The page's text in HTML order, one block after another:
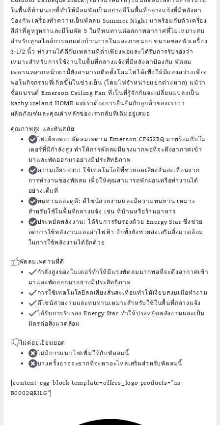
ในพื้นที่ด้านนอกที่ทำให้มีลมพัดเป็นอย่างดีในพื้นที่กลางแจ้งที่มีหลังคา
ป้องกัน เครื่องทำความเย็นพัดลม Summer Night มาพร้อมกับตัวเครื่อง
สีดำที่ดูหรูหราและมีใบพัด 5 ใบที่ทนทานต่อสภาพอากาศที่ไม่เหมาะสม
สำหรับทุกสไตล์การตกแต่งบ้านภายในและภายนอก ขนาดของตัวเครื่อง
3-1/2 นิ้ว ทำงานได้ดีกับเพดานที่ต่ำเพียงพอและได้รับการรับรองว่า
เหมาะสำหรับการใช้งานในพื้นที่กลางแจ้งที่มีหลังคาป้องกัน พัดลม
เพดานหลากหน้าตานี้ยังสามารถติดตั้งโคมไฟได้เพื่อให้มีแสงสว่างเพียง
พอในกิจกรรมที่เกิดขึ้นในช่วงเย็น (โคมไฟจำหน่ายแยกต่างหาก) แม้ว่า
ชื่อแบรนด์ Emerson Ceiling Fan ที่เป็นที่รู้จักกันจะเปลี่ยนแปลงเป็น
kathy ireland HOME แต่เราต้องการยืนยันกับลูกค้าของเราว่า
ผลิตภัณฑ์และคุณค่าหลักของเรากลับที่เดิมอยู่เสมอ
คุณภาพสูง และทันสมัย
ไฟเพียงพอ: พัดลมเพดาน Emerson CF652BQ มาพร้อมกับโม
เตอร์ที่มีกำลังสูง ทำให้การพัดลมมีแรงมากพอที่จะดึงอากาศเข้า
มาและพัดออกมาอย่างมีประสิทธิภาพ
ความเงียบสงบ: ใช้เทคโนโลยีที่ช่วยลดเสียงสั่นสะเทือนจาก
การทำงานของพัดลม เพื่อให้คุณสามารถพักผ่อนหรือทำงานได้
อย่างเต็มที่
ทนทานและดูดี: ดีไซน์สวยงามและมีความทนทาน เหมาะ
สำหรับใช้ในพื้นที่กลางแจ้ง เช่น ที่บ้านหรือร้านอาหาร
ประหยัดพลังงาน: ได้รับการรับรองด้วย Energy Star ซึ่งช่วย
ลดการใช้พลังงานและค่าไฟฟ้า อีกทั้งยังช่วยส่งเสริมสิ่งแวดล้อม
ในการใช้พลังงานได้อีกด้วย
พัดลมเพดานที่ดี
กำลังสูงของโมเตอร์ทำให้มีแรงพัดลมมากพอที่จะดึงอากาศเข้า
มาและพัดออกมาอย่างมีประสิทธิภาพ
การใช้เทคโนโลยีลดเสียงสั่นสะเทือนทำให้เงียบสงบเมื่อทำงาน
ดีไซน์สวยงามและทนทานเหมาะสำหรับใช้ในพื้นที่กลางแจ้ง
ได้รับการรับรอง Energy Star ทำให้ประหยัดพลังงานและเป็น
มิตรต่อสิ่งแวดล้อม
ไม่ค่อยเยี่ยมยอด
ไม่มีการแนบไฟเพิ่มให้กับพัดลมนี้
บางครั้งอาจจะยากที่จะหาอะไหล่เสริมสำหรับพัดลมนี้
[content-egg-block template=offers_logo products=”us-
B0002QRILG”]